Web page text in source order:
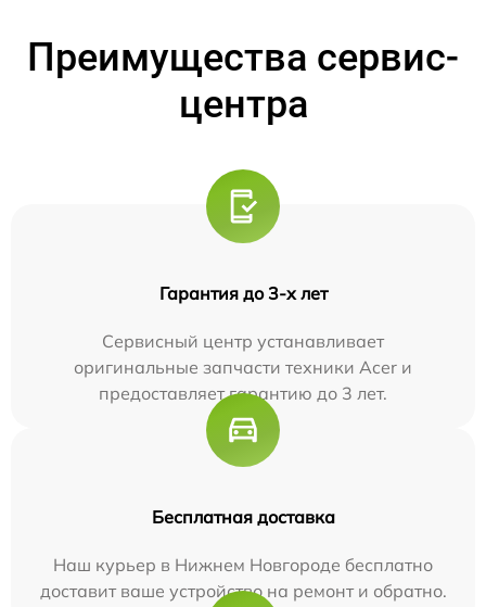
Преимущества сервис-
центра
Гарантия до 3-х лет
Сервисный центр устанавливает
оригинальные запчасти техники Acer и
предоставляет гарантию до 3 лет.
Бесплатная доставка
Наш курьер в Нижнем Новгороде бесплатно
доставит ваше устройство на ремонт и обратно.